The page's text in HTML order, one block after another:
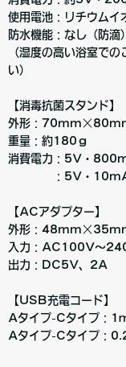
使用電池：リチウムイ
防水機能：なし（防
（湿度の高い浴室で
い）
【消毒抗菌スタンド】
外形：
重量：約180ｇ
消費電力：5V・
：5V・10mA・
【ACアダプター】
外形：
入力：AC100V～
出力：DC5V、2A
【USB充電コード】
Aタイプ-Cタイプ：1
Aタイプ-Cタイプ：